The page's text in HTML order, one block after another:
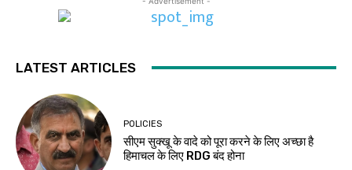
LATEST ARTICLES
POLICIES
सीएम सुक्खू के वादे को पूरा करने के लिए अच्छा है
हिमाचल के लिए RDG बंद होना